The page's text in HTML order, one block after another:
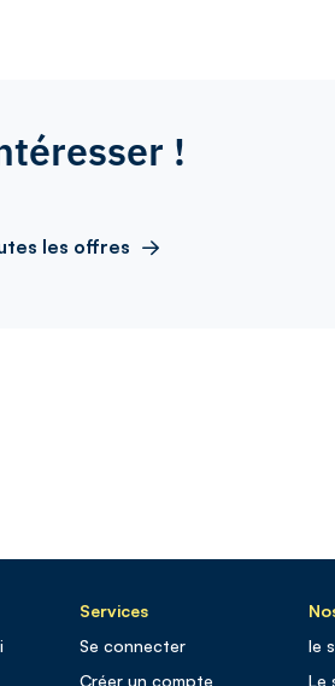
!
les offres
Services
Se connecter
Créer un compte
le
Le